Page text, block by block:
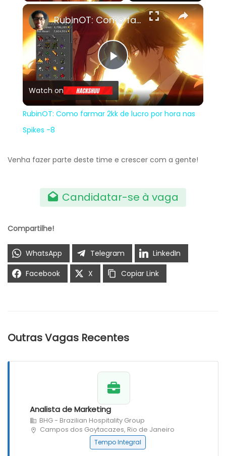
×
Play
Video
RubinOT: Como farmar 2kk de lucro por hora nas Spikes -8
Watch on
RubinOT: Como farmar 2kk de lucro por hora nas
Spikes -8
Venha fazer parte deste time e crescer com a gente!
Candidatar-se à vaga
Compartilhe!
WhatsApp Telegram
LinkedIn
Facebook
X Copiar Link
Outras Vagas Recentes
Analista de Marketing
BHG - Brazilian Hospitality Group
Campos dos Goytacazes, Rio de Janeiro
Tempo Integral